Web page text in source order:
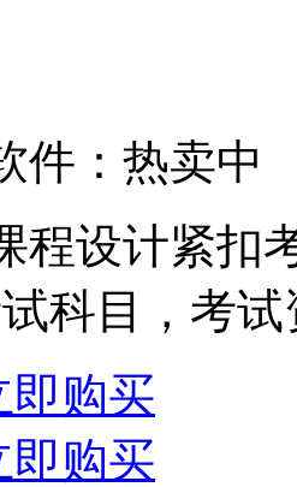
件：热卖中
程设计紧扣
科目，考
即购买
即购买